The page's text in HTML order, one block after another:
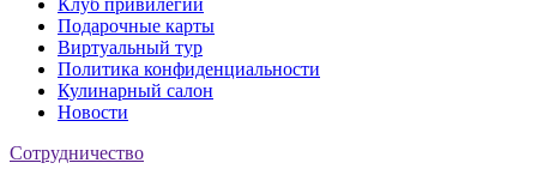
Подарочные карты
Виртуальный тур
Политика конфиденциальности
Кулинарный салон
Новости
Сотрудничество